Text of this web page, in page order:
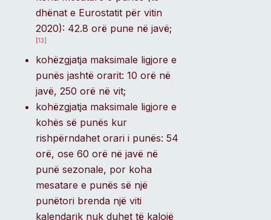
dhënat e Eurostatit për vitin
2020): 42.8 orë pune në javë;
[13]
kohëzgjatja maksimale ligjore e
punës jashtë orarit: 10 orë në
javë, 250 orë në vit;
kohëzgjatja maksimale ligjore e
kohës së punës kur
rishpërndahet orari i punës: 54
orë, ose 60 orë në javë në
punë sezonale, por koha
mesatare e punës së një
punëtori brenda një viti
kalendarik nuk duhet të kalojë